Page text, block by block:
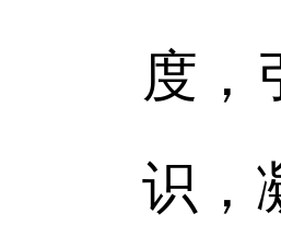
度，
识，